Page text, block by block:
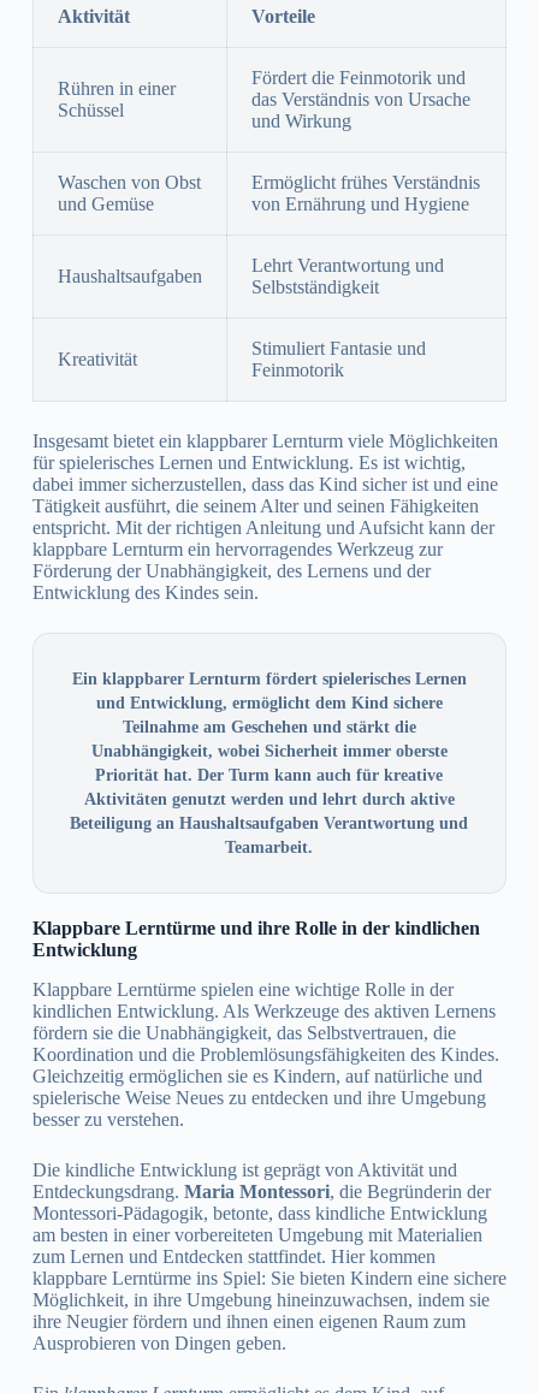
Aktivität Vorteile
Rühren in einer
Schüssel
Fördert die Feinmotorik und
das Verständnis von Ursache
und Wirkung
Waschen von Obst
und Gemüse
Ermöglicht frühes Verständnis
von Ernährung und Hygiene
Haushaltsaufgaben
Lehrt Verantwortung und
Selbstständigkeit
Kreativität
Stimuliert Fantasie und
Feinmotorik
Insgesamt bietet ein klappbarer Lernturm viele Möglichkeiten
für spielerisches Lernen und Entwicklung. Es ist wichtig,
dabei immer sicherzustellen, dass das Kind sicher ist und eine
Tätigkeit ausführt, die seinem Alter und seinen Fähigkeiten
entspricht. Mit der richtigen Anleitung und Aufsicht kann der
klappbare Lernturm ein hervorragendes Werkzeug zur
Förderung der Unabhängigkeit, des Lernens und der
Entwicklung des Kindes sein.
Ein klappbarer Lernturm fördert spielerisches Lernen
und Entwicklung, ermöglicht dem Kind sichere
Teilnahme am Geschehen und stärkt die
Unabhängigkeit, wobei Sicherheit immer oberste
Priorität hat. Der Turm kann auch für kreative
Aktivitäten genutzt werden und lehrt durch aktive
Beteiligung an Haushaltsaufgaben Verantwortung und
Teamarbeit.
Klappbare Lerntürme und ihre Rolle in der kindlichen
Entwicklung
Klappbare Lerntürme spielen eine wichtige Rolle in der
kindlichen Entwicklung. Als Werkzeuge des aktiven Lernens
fördern sie die Unabhängigkeit, das Selbstvertrauen, die
Koordination und die Problemlösungsfähigkeiten des Kindes.
Gleichzeitig ermöglichen sie es Kindern, auf natürliche und
spielerische Weise Neues zu entdecken und ihre Umgebung
besser zu verstehen.
Die kindliche Entwicklung ist geprägt von Aktivität und
Entdeckungsdrang. Maria Montessori, die Begründerin der
Montessori-Pädagogik, betonte, dass kindliche Entwicklung
am besten in einer vorbereiteten Umgebung mit Materialien
zum Lernen und Entdecken stattfindet. Hier kommen
klappbare Lerntürme ins Spiel: Sie bieten Kindern eine sichere
Möglichkeit, in ihre Umgebung hineinzuwachsen, indem sie
ihre Neugier fördern und ihnen einen eigenen Raum zum
Ausprobieren von Dingen geben.